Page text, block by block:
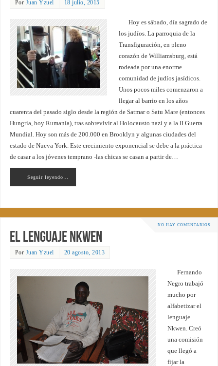
Por Juan Yzuel 18 julio, 2015
Hoy es sábado, día sagrado de
los judíos. La parroquia de la
Transfiguración, en pleno
corazón de Williamsburg, está
rodeada por una enorme
comunidad de judíos jasídicos.
Unos pocos miles comenzaron a
llegar al barrio en los años
cuarenta del pasado siglo desde la región de Satmar o Satu Mare (entonces
Hungría, hoy Rumanía), tras sobrevivir al Holocausto nazi y a la II Guerra
Mundial. Hoy son más de 200.000 en Brooklyn y algunas ciudades del
estado de Nueva York. Este crecimiento exponencial se debe a la práctica
de casar a los jóvenes temprano -las chicas se casan a partir de…
Seguir leyendo…
NO HAY COMENTARIOS
El lenguaje Nkwen
Por Juan Yzuel 20 agosto, 2013
Fernando
Negro trabajó
mucho por
alfabetizar el
lenguaje
Nkwen. Creó
una comisión
que llegó a
fijar la